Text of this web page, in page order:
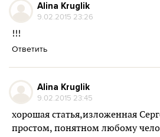
Alina Kruglik
9.02.2015 23:26
!!!
Ответить
Alina Kruglik
9.02.2015 23:45
хорошая статья,изложенная
простом, понятном любому